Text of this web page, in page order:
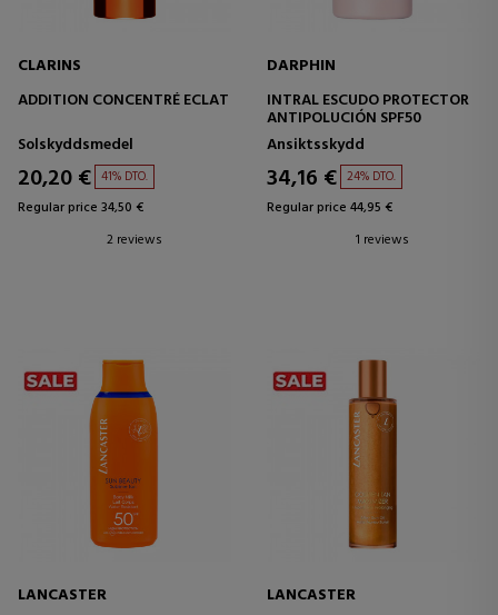
CLARINS
ADDITION CONCENTRÉ ECLAT
Solskyddsmedel
20,20 € 41% DTO.
Regular price 34,50 €
2 reviews
DARPHIN
INTRAL ESCUDO PROTECTOR
ANTIPOLUCIÓN SPF50
Ansiktsskydd
34,16 € 24% DTO.
Regular price 44,95 €
1 reviews
LANCASTER
LANCASTER